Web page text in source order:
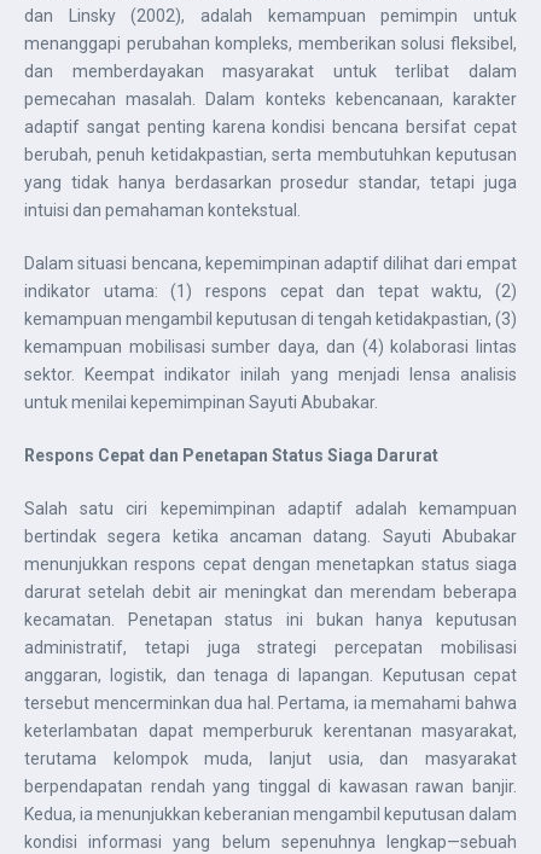
dan Linsky (2002), adalah kemampuan pemimpin untuk
menanggapi perubahan kompleks, memberikan solusi fleksibel,
dan memberdayakan masyarakat untuk terlibat dalam
pemecahan masalah. Dalam konteks kebencanaan, karakter
adaptif sangat penting karena kondisi bencana bersifat cepat
berubah, penuh ketidakpastian, serta membutuhkan keputusan
yang tidak hanya berdasarkan prosedur standar, tetapi juga
intuisi dan pemahaman kontekstual.
Dalam situasi bencana, kepemimpinan adaptif dilihat dari empat
indikator utama: (1) respons cepat dan tepat waktu, (2)
kemampuan mengambil keputusan di tengah ketidakpastian, (3)
kemampuan mobilisasi sumber daya, dan (4) kolaborasi lintas
sektor. Keempat indikator inilah yang menjadi lensa analisis
untuk menilai kepemimpinan Sayuti Abubakar.
Respons Cepat dan Penetapan Status Siaga Darurat
Salah satu ciri kepemimpinan adaptif adalah kemampuan
bertindak segera ketika ancaman datang. Sayuti Abubakar
menunjukkan respons cepat dengan menetapkan status siaga
darurat setelah debit air meningkat dan merendam beberapa
kecamatan. Penetapan status ini bukan hanya keputusan
administratif, tetapi juga strategi percepatan mobilisasi
anggaran, logistik, dan tenaga di lapangan. Keputusan cepat
tersebut mencerminkan dua hal. Pertama, ia memahami bahwa
keterlambatan dapat memperburuk kerentanan masyarakat,
terutama kelompok muda, lanjut usia, dan masyarakat
berpendapatan rendah yang tinggal di kawasan rawan banjir.
Kedua, ia menunjukkan keberanian mengambil keputusan dalam
kondisi informasi yang belum sepenuhnya lengkap—sebuah